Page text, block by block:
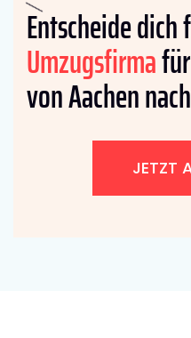
Entscheide
Umzugsfirma
von Aachen
JETZT